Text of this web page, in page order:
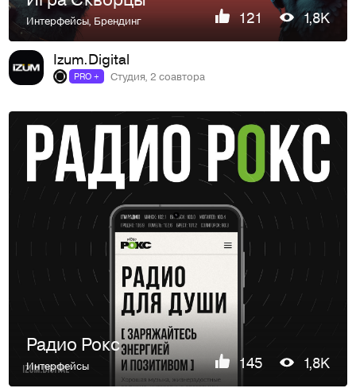
Интерфейсы, Брендинг 121 1,8K
Izum.Digital
PRO + Студия, 2 соавтора
Радио Рокс
Интерфейсы 145 1,8K